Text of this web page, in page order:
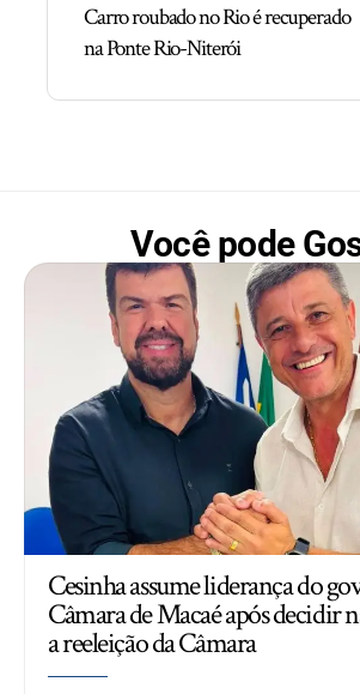
Carro roubado no Rio é recuperado
na Ponte Rio-Niterói
Você pode
Cesinha assume liderança do
Câmara de Macaé após decidir
a reeleição da Câmara